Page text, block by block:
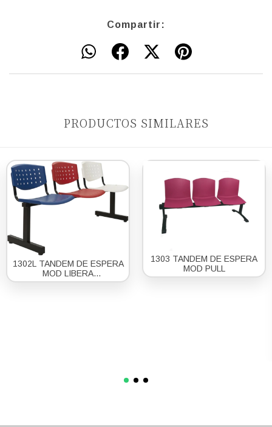
Compartir:
PRODUCTOS SIMILARES
1302L TANDEM DE ESPERA
MOD LIBERA
POLIPROPILENO 2 3 Y 4
1303 TANDEM DE ESPERA
MOD PULL